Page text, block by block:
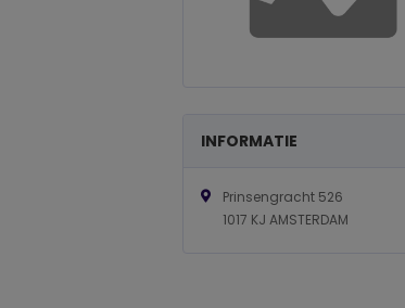
INFORMATIE
Prinsengracht 526
1017 KJ AMSTERDAM